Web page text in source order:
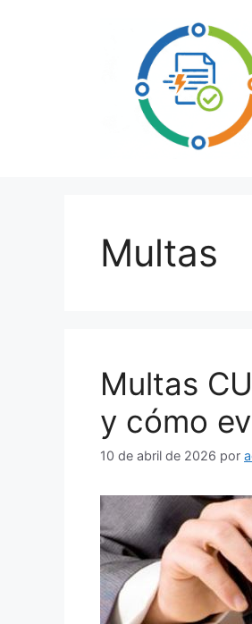
Multas
Multas
y cómo
10 de abril de 2026 por